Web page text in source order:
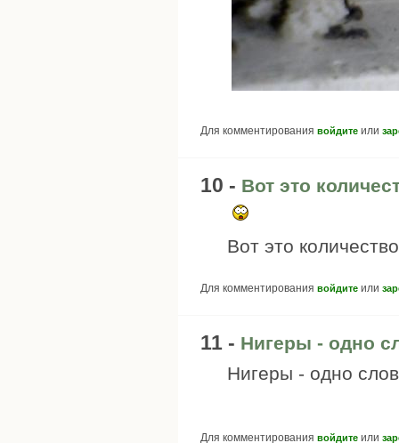
Для комментирования войдите или
10 - Вот это
Вот это
Для комментирования войдите или
11 - Нигеры - одно
Нигеры - одно
Для комментирования войдите или